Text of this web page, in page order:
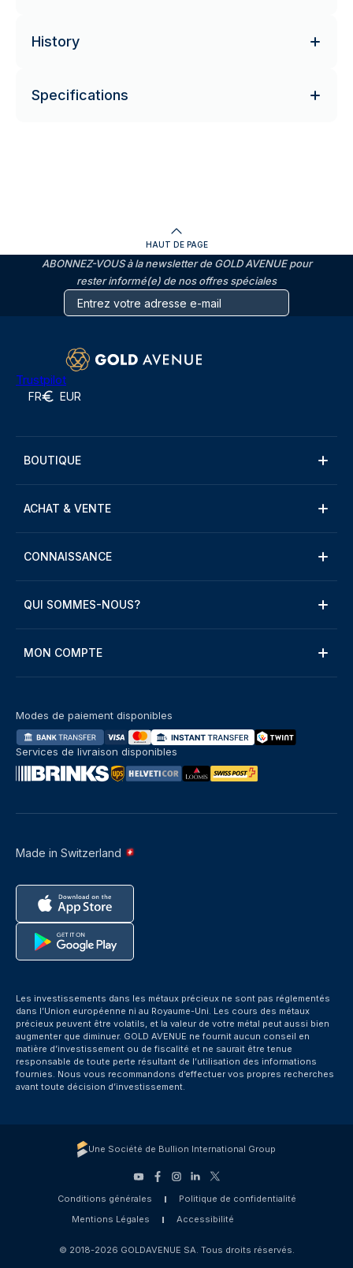
History
Specifications
HAUT DE PAGE
ABONNEZ-VOUS à la newsletter de GOLD AVENUE pour
rester informé(e) de nos offres spéciales
Trustpilot
FR EUR
BOUTIQUE
ACHAT & VENTE
CONNAISSANCE
QUI SOMMES-NOUS?
MON COMPTE
Made in Switzerland
Modes de paiement disponibles
Services de livraison disponibles
Les investissements dans les métaux précieux ne sont pas réglementés
dans l’Union européenne ni au Royaume-Uni. Les cours des métaux
précieux peuvent être volatils, et la valeur de votre métal peut aussi bien
augmenter que diminuer. GOLD AVENUE ne fournit aucun conseil en
matière d’investissement ou de fiscalité et ne saurait être tenue
responsable de toute perte résultant de l’utilisation des informations
fournies. Nous vous recommandons d’effectuer vos propres recherches
avant toute décision d’investissement.
Une Société de Bullion International Group
Conditions générales
Politique de confidentialité
Mentions Légales
Accessibilité
© 2018-2026 GOLDAVENUE SA. Tous droits réservés.